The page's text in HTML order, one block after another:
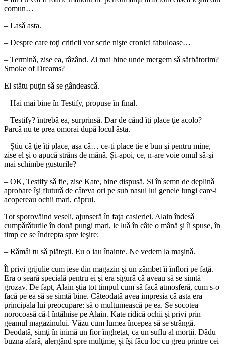
comun…
– Lasǎ asta.
– Despre care toţi criticii vor scrie nişte cronici fabuloase…
– Terminǎ, zise ea, râzând. Zi mai bine unde mergem sǎ sǎrbǎtorim?
Smoke of Dreams?
El stǎtu puţin sǎ se gândeascǎ.
– Hai mai bine în Testify, propuse în final.
– Testify? întrebǎ ea, surprinsǎ. Dar de când îţi place ţie acolo?
Parcǎ nu te prea omorai dupǎ locul ǎsta.
– Știu cǎ ţie îţi place, aşa cǎ… ce-ţi place ţie e bun şi pentru mine,
zise el şi o apucǎ strâns de mânǎ. Și-apoi, ce, n-are voie omul sǎ-şi
mai schimbe gusturile?
– OK, Testify sǎ fie, zise Kate, bine dispusǎ. Și în semn de deplinǎ
aprobare îşi fluturǎ de câteva ori pe sub nasul lui genele lungi care-i
acopereau ochii mari, cǎprui.
Tot sporovǎind veseli, ajunserǎ în faţa casieriei. Alain îndesǎ
cumpǎrǎturile în douǎ pungi mari, le luǎ în câte o mânǎ şi îi spuse, în
timp ce se îndrepta spre ieşire:
– Rǎmâi tu sǎ plǎteşti. Eu o iau înainte. Ne vedem la maşinǎ.
Îl privi grijulie cum iese din magazin şi un zâmbet îi înflori pe faţǎ.
Era o searǎ specialǎ pentru ei şi era sigurǎ cǎ aveau să se simtă
grozav. De fapt, Alain ştia tot timpul cum sǎ facǎ atmosferǎ, cum s-o
facǎ pe ea sǎ se simtǎ bine. Câteodatǎ avea impresia cǎ asta era
principala lui preocupare: să o mulţumeascǎ pe ea. Se socotea
norocoasǎ cǎ-l întâlnise pe Alain. Kate ridicǎ ochii şi privi prin
geamul magazinului. Vǎzu cum lumea începea sǎ se strângǎ.
Deodatǎ, simţi în inimǎ un fior îngheţat, ca un suflu al morţii. Dǎdu
buzna afarǎ, alergând spre mulţime, și îşi fǎcu loc cu greu printre cei